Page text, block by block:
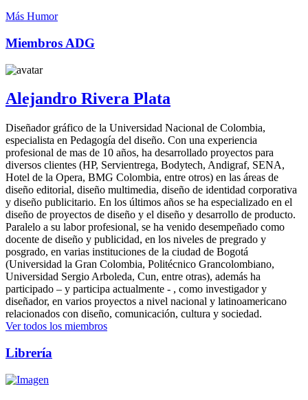
Más Humor
Miembros ADG
Alejandro Rivera Plata
Diseñador gráfico de la Universidad Nacional de Colombia,
especialista en Pedagogía del diseño. Con una experiencia
profesional de mas de 10 años, ha desarrollado proyectos para
diversos clientes (HP, Servientrega, Bodytech, Andigraf, SENA,
Hotel de la Opera, BMG Colombia, entre otros) en las áreas de
diseño editorial, diseño multimedia, diseño de identidad corporativa
y diseño publicitario. En los últimos años se ha especializado en el
diseño de proyectos de diseño y el diseño y desarrollo de producto.
Paralelo a su labor profesional, se ha venido desempeñado como
docente de diseño y publicidad, en los niveles de pregrado y
posgrado, en varias instituciones de la ciudad de Bogotá
(Universidad la Gran Colombia, Politécnico Grancolombiano,
Universidad Sergio Arboleda, Cun, entre otras), además ha
participado – y participa actualmente - , como investigador y
diseñador, en varios proyectos a nivel nacional y latinoamericano
relacionados con diseño, comunicación, cultura y sociedad.
Ver todos los miembros
Librería